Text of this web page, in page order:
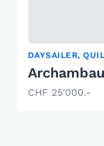
CHF 25'000.-